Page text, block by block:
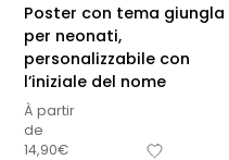
Poster con tema giungla
per neonati,
personalizzabile con
l’iniziale del nome
À partir
de
14,90€